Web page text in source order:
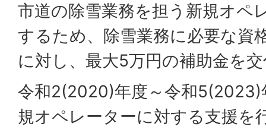
市道の除雪業務を担う新規オペ
するため、除雪業務に必要な資
に対し、最大5万円の補助金を
令和2(2020)年度～令和5(2023)
規オペレーターに対する支援を